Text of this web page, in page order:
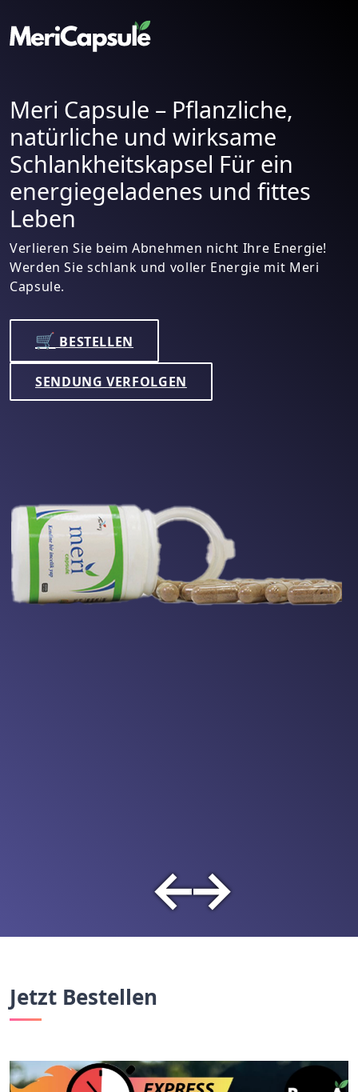
Capsule – Pflanzliche,
und wirksame
Für ein
und fittes
Sie beim Abnehmen nicht Ihre Energie!
Sie schlank und voller Energie mit Meri
🛒BESTELLEN
SENDUNG VERFOLGEN
←→
Jetzt Bestellen